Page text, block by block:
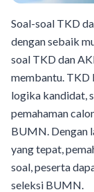
Soal-soal TKD
dengan sebaik
soal TKD dan
membantu. TKD
logika kandidat,
pemahaman
BUMN. Dengan
yang tepat,
soal, peserta
seleksi BUMN.